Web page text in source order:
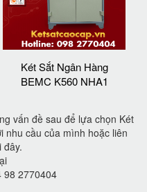
Két Sắt Ngân Hàng
BEMC K560 NHA1
vấn đề sau để lựa chọn Két
nhu cầu của mình hoặc liên
đây.
98 2770404